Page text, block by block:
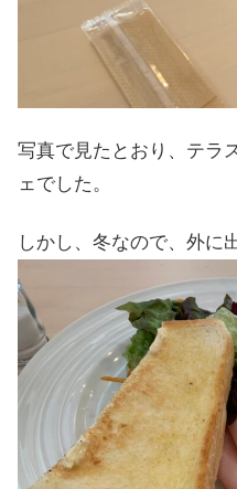
写真で見たとおり、テラ
ェでした。
しかし、冬なので、外に